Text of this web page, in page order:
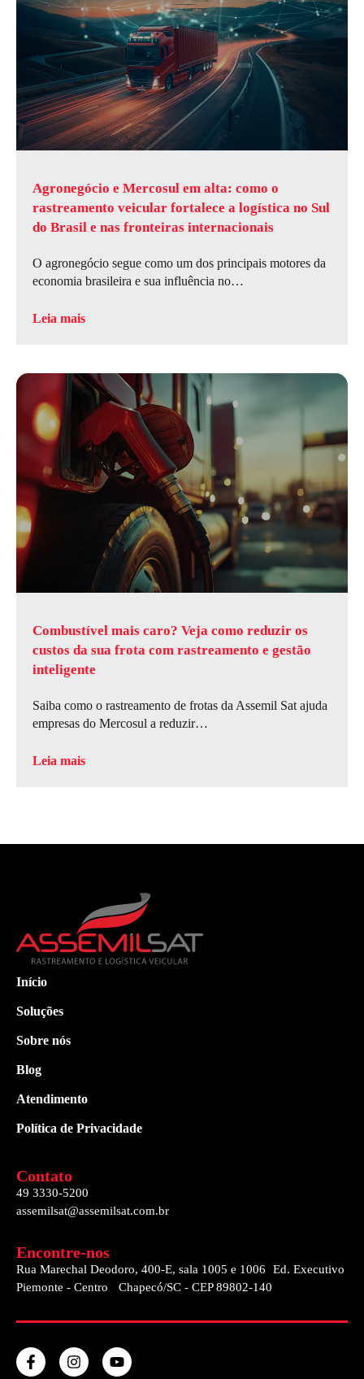
Agronegócio e Mercosul em alta: como o
rastreamento veicular fortalece a logística no Sul
do Brasil e nas fronteiras internacionais
O agronegócio segue como um dos principais motores da
economia brasileira e sua influência no…
Leia mais
Combustível mais caro? Veja como reduzir os
custos da sua frota com rastreamento e gestão
inteligente
Saiba como o rastreamento de frotas da Assemil Sat ajuda
empresas do Mercosul a reduzir…
Leia mais
Início
Soluções
Sobre nós
Blog
Atendimento
Política de Privacidade
Contato
49 3330-5200
assemilsat@assemilsat.com.br
Encontre-nos
Rua Marechal Deodoro, 400-E, sala 1005 e 1006 Ed. Executivo
Piemonte - Centro Chapecó/SC - CEP 89802-140